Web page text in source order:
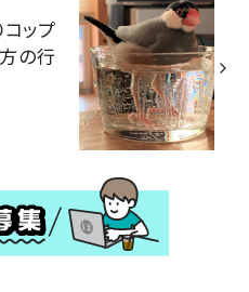
コップ
の行